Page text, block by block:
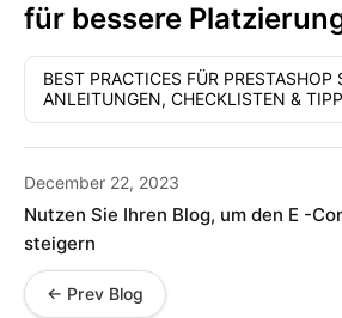
für bessere
BEST PRACTICES FÜR PRESTASHOP
ANLEITUNGEN, CHECKLISTEN &
December 22, 2023
Nutzen Sie Ihren Blog, um den E -
steigern
← Prev Blog